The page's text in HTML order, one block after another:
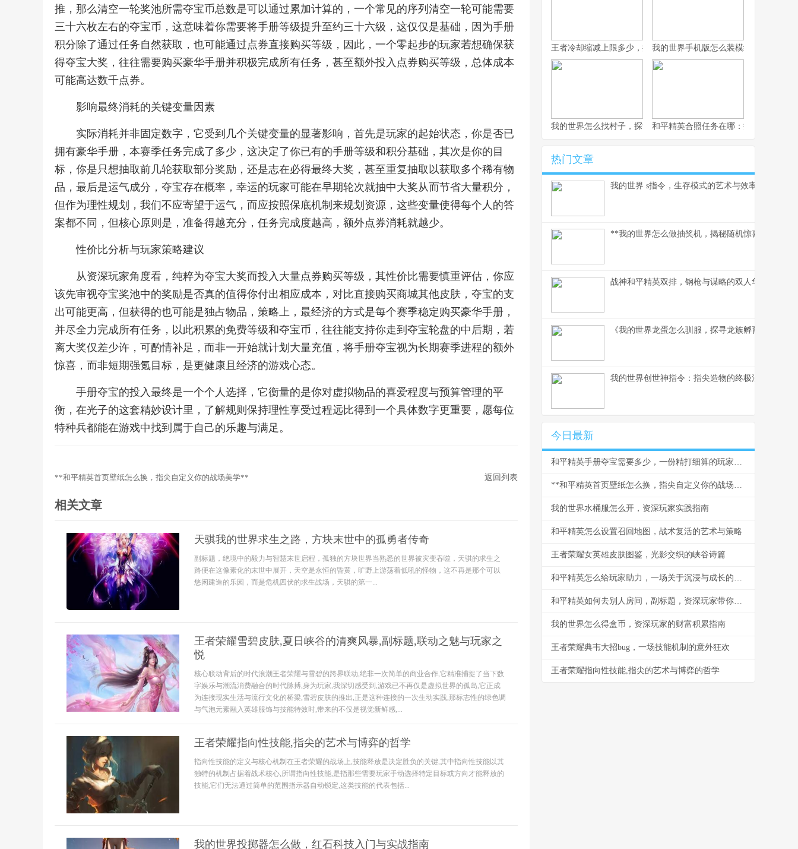
推，那么清空一轮奖池所需夺宝币总数是可以通过累加计算的，一个常见的序列清空一轮可能需要
三十六枚左右的夺宝币，这意味着你需要将手册等级提升至约三十六级，这仅仅是基础，因为手册
积分除了通过任务自然获取，也可能通过点券直接购买等级，因此，一个零起步的玩家若想确保获
得夺宝大奖，往往需要购买豪华手册并积极完成所有任务，甚至额外投入点券购买等级，总体成本
可能高达数千点券。
影响最终消耗的关键变量因素
实际消耗并非固定数字，它受到几个关键变量的显著影响，首先是玩家的起始状态，你是否已
拥有豪华手册，本赛季任务完成了多少，这决定了你已有的手册等级和积分基础，其次是你的目
标，你是只想抽取前几轮获取部分奖励，还是志在必得最终大奖，甚至重复抽取以获取多个稀有物
品，最后是运气成分，夺宝存在概率，幸运的玩家可能在早期轮次就抽中大奖从而节省大量积分，
但作为理性规划，我们不应寄望于运气，而应按照保底机制来规划资源，这些变量使得每个人的答
案都不同，但核心原则是，准备得越充分，任务完成度越高，额外点券消耗就越少。
性价比分析与玩家策略建议
从资深玩家角度看，纯粹为夺宝大奖而投入大量点券购买等级，其性价比需要慎重评估，你应
该先审视夺宝奖池中的奖励是否真的值得你付出相应成本，对比直接购买商城其他皮肤，夺宝的支
出可能更高，但获得的也可能是独占物品，策略上，最经济的方式是每个赛季稳定购买豪华手册，
并尽全力完成所有任务，以此积累的免费等级和夺宝币，往往能支持你走到夺宝轮盘的中后期，若
离大奖仅差少许，可酌情补足，而非一开始就计划大量充值，将手册夺宝视为长期赛季进程的额外
惊喜，而非短期强氪目标，是更健康且经济的游戏心态。
手册夺宝的投入最终是一个个人选择，它衡量的是你对虚拟物品的喜爱程度与预算管理的平
衡，在光子的这套精妙设计里，了解规则保持理性享受过程远比得到一个具体数字更重要，愿每位
特种兵都能在游戏中找到属于自己的乐趣与满足。
**和平精英首页壁纸怎么换，指尖自定义你的战场美学** 返回列表
相关文章
天骐我的世界求生之路，方块末世中的孤勇者传奇
副标题，绝境中的毅力与智慧末世启程，孤独的方块世界当熟悉的世界被灾变吞噬，天骐的求生之
路便在这像素化的末世中展开，天空是永恒的昏黄，旷野上游荡着低吼的怪物，这不再是那个可以
悠闲建造的乐园，而是危机四伏的求生战场，天骐的第一...
王者荣耀雪碧皮肤,夏日峡谷的清爽风暴,副标题,联动之魅与玩家之
悦
核心联动背后的时代浪潮王者荣耀与雪碧的跨界联动,绝非一次简单的商业合作,它精准捕捉了当下数
字娱乐与潮流消费融合的时代脉搏,身为玩家,我深切感受到,游戏已不再仅是虚拟世界的孤岛,它正成
为连接现实生活与流行文化的桥梁,雪碧皮肤的推出,正是这种连接的一次生动实践,那标志性的绿色调
与气泡元素融入英雄服饰与技能特效时,带来的不仅是视觉新鲜感,...
王者荣耀指向性技能,指尖的艺术与博弈的哲学
指向性技能的定义与核心机制在王者荣耀的战场上,技能释放是决定胜负的关键,其中指向性技能以其
独特的机制占据着战术核心,所谓指向性技能,是指那些需要玩家手动选择特定目标或方向才能释放的
技能,它们无法通过简单的范围指示器自动锁定,这类技能的代表包括...
我的世界投掷器怎么做，红石科技入门与实战指南
王者冷却缩减上限多少，探秘极限施法的艺术我的世界手机版怎么装模组，手把手开
我的世界怎么找村子，探索与定位的终极指南，副标题，资深玩家
和平精英合照任务在哪：探寻游戏中的
热门文章
我的世界 s指令，生存模式的艺术与效率
**我的世界怎么做抽奖机，揭秘随机惊喜的建造奥
战神和平精英双排，钢枪与谋略的双人华尔兹，副
《我的世界龙蛋怎么驯服，探寻龙族孵育秘辛》
我的世界创世神指令：指尖造物的终极法则，方块
今日最新
和平精英手册夺宝需要多少，一份精打细算的玩家指南，副标题为揭秘积分消耗与性价比策略
**和平精英首页壁纸怎么换，指尖自定义你的战场美学**
我的世界水桶服怎么开，资深玩家实践指南
和平精英怎么设置召回地图，战术复活的艺术与策略
王者荣耀女英雄皮肤图鉴，光影交织的峡谷诗篇
和平精英怎么给玩家助力，一场关于沉浸与成长的游戏设计剖析，副标题，从机制到情感的全面赋能
和平精英如何去别人房间，副标题，资深玩家带你探索社交玩法新天地
我的世界怎么得盒币，资深玩家的财富积累指南
王者荣耀典韦大招bug，一场技能机制的意外狂欢
王者荣耀指向性技能,指尖的艺术与博弈的哲学